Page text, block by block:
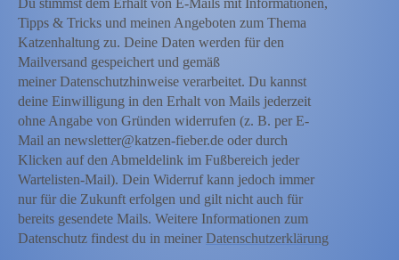
Du stimmst dem Erhalt von E-Mails mit Informationen,
Tipps & Tricks und meinen Angeboten zum Thema
Katzenhaltung zu. Deine Daten werden für den
Mailversand gespeichert und gemäß
meiner Datenschutzhinweise verarbeitet. Du kannst
deine Einwilligung in den Erhalt von Mails jederzeit
ohne Angabe von Gründen widerrufen (z. B. per E-
Mail an newsletter@katzen-fieber.de oder durch
Klicken auf den Abmeldelink im Fußbereich jeder
Wartelisten-Mail). Dein Widerruf kann jedoch immer
nur für die Zukunft erfolgen und gilt nicht auch für
bereits gesendete Mails. Weitere Informationen zum
Datenschutz findest du in meinerDatenschutzerklärung